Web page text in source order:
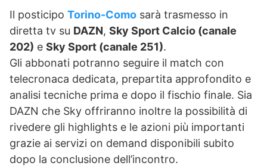
Il posticipo Torino-Como sarà trasmesso in
diretta tv su DAZN, Sky Sport Calcio (canale
202) e Sky Sport (canale 251).
Gli abbonati potranno seguire il match con
telecronaca dedicata, prepartita approfondito e
analisi tecniche prima e dopo il fischio finale. Sia
DAZN che Sky offriranno inoltre la possibilità di
rivedere gli highlights e le azioni più importanti
grazie ai servizi on demand disponibili subito
dopo la conclusione dell’incontro.